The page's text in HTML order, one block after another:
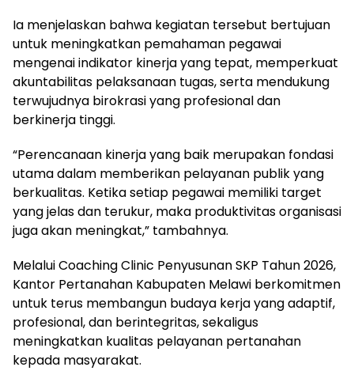
Ia menjelaskan bahwa kegiatan tersebut bertujuan
untuk meningkatkan pemahaman pegawai
mengenai indikator kinerja yang tepat, memperkuat
akuntabilitas pelaksanaan tugas, serta mendukung
terwujudnya birokrasi yang profesional dan
berkinerja tinggi.
“Perencanaan kinerja yang baik merupakan fondasi
utama dalam memberikan pelayanan publik yang
berkualitas. Ketika setiap pegawai memiliki target
yang jelas dan terukur, maka produktivitas organisasi
juga akan meningkat,” tambahnya.
Melalui Coaching Clinic Penyusunan SKP Tahun 2026,
Kantor Pertanahan Kabupaten Melawi berkomitmen
untuk terus membangun budaya kerja yang adaptif,
profesional, dan berintegritas, sekaligus
meningkatkan kualitas pelayanan pertanahan
kepada masyarakat.